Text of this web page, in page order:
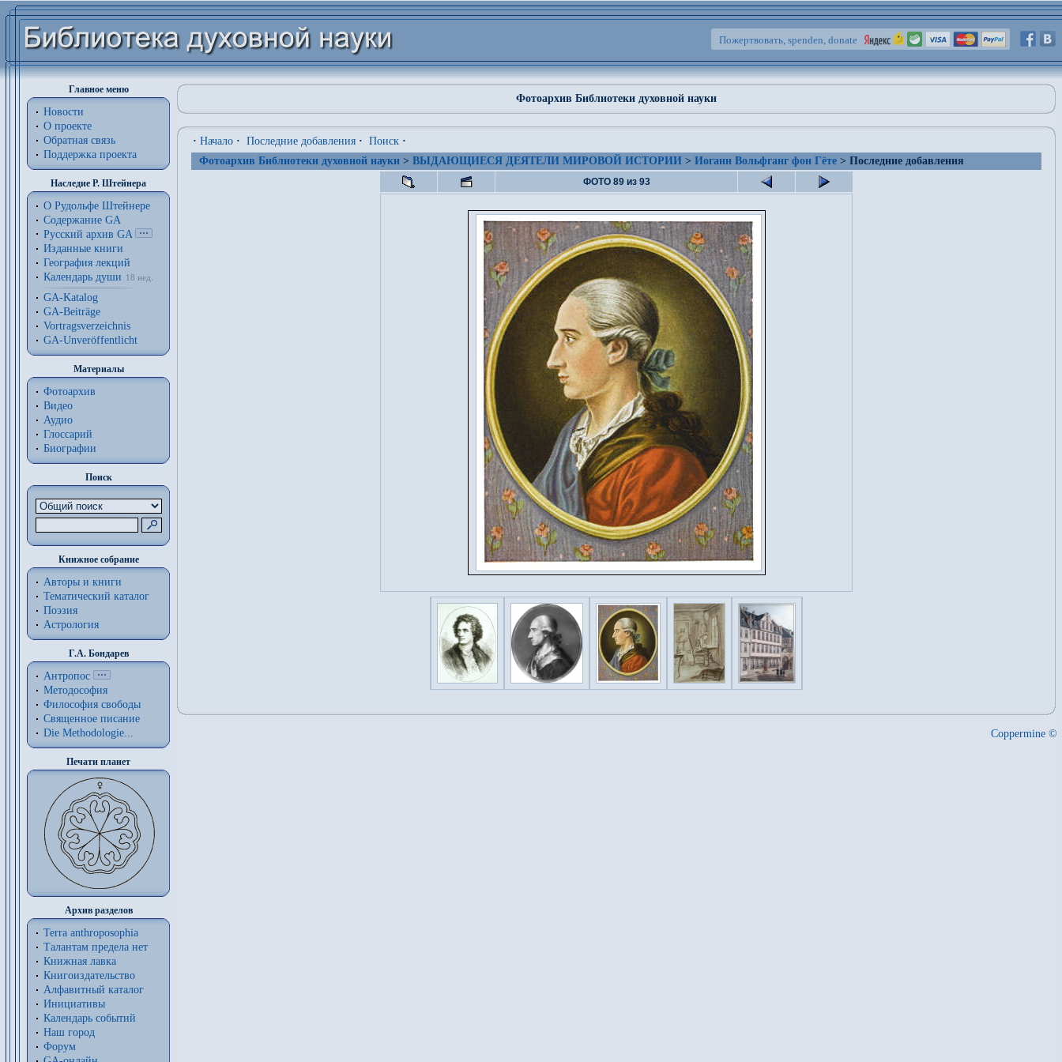
Пожертвовать, spenden, donate
Главное меню
Новости
О проекте
Обратная связь
Поддержка проекта
Наследие Р. Штейнера
О Рудольфе Штейнере
Содержание GA
Русский архив GA
Изданные книги
География лекций
Календарь души
18 нед.
GA-Katalog
GA-Beiträge
Vortragsverzeichnis
GA-Unveröffentlicht
Материалы
Фотоархив
Видео
Аудио
Глоссарий
Биографии
Поиск
Книжное собрание
Авторы и книги
Тематический каталог
Поэзия
Астрология
Г.А. Бондарев
Антропос
Методософия
Философия cвободы
Священное писание
Die Methodologie...
Печати планет
Архив разделов
Terra anthroposophia
Талантам предела нет
Книжная лавка
Книгоиздательство
Алфавитный каталог
Инициативы
Календарь событий
Наш город
Форум
Фотоархив Библиотеки духовной науки
· Начало · Последние добавления · Поиск ·
Фотоархив Библиотеки духовной науки > ВЫДАЮЩИЕСЯ ДЕЯТЕЛИ МИРОВОЙ ИСТОРИИ > Иоганн Вольфганг фон Гёте > Последние добавления
ФОТО 89 из 93
Coppermine ©